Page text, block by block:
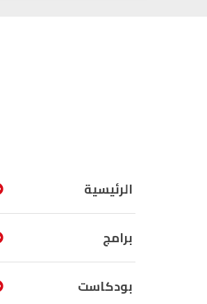
الرئيسية
برامج
بودكاست